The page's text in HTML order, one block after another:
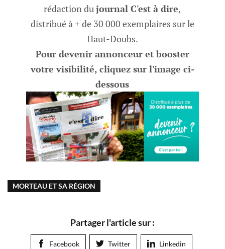
rédaction dujournal C'est à dire,
distribué à + de 30 000 exemplaires sur le
Haut-Doubs.
Pour devenir annonceur et booster
votre visibilité, cliquez sur l'image ci-
dessous
MORTEAU ET SA RÉGION
Partager l'article sur :
Facebook Twitter Linkedin